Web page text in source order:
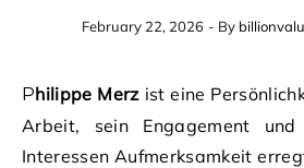
February 22, 2026 - By
Philippe Merzist eine
Arbeit, sein Engagement
Interessen Aufmerksamkeit